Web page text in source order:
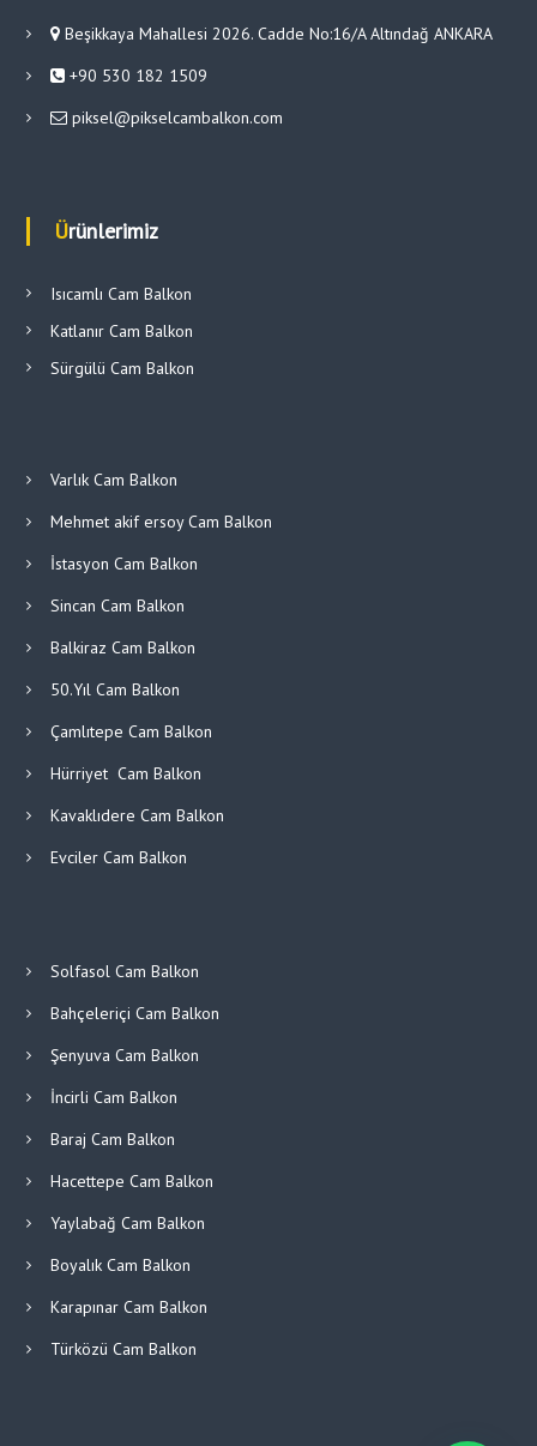
Beşikkaya Mahallesi 2026. Cadde No:16/A Altındağ ANKARA
+90 530 182 1509
piksel@pikselcambalkon.com
Ürünlerimiz
Isıcamlı Cam Balkon
Katlanır Cam Balkon
Sürgülü Cam Balkon
Varlık Cam Balkon
Mehmet akif ersoy Cam Balkon
İstasyon Cam Balkon
Sincan Cam Balkon
Balkiraz Cam Balkon
50.Yıl Cam Balkon
Çamlıtepe Cam Balkon
Hürriyet Cam Balkon
Kavaklıdere Cam Balkon
Evciler Cam Balkon
Solfasol Cam Balkon
Bahçeleriçi Cam Balkon
Şenyuva Cam Balkon
İncirli Cam Balkon
Baraj Cam Balkon
Hacettepe Cam Balkon
Yaylabağ Cam Balkon
Boyalık Cam Balkon
Karapınar Cam Balkon
Türközü Cam Balkon